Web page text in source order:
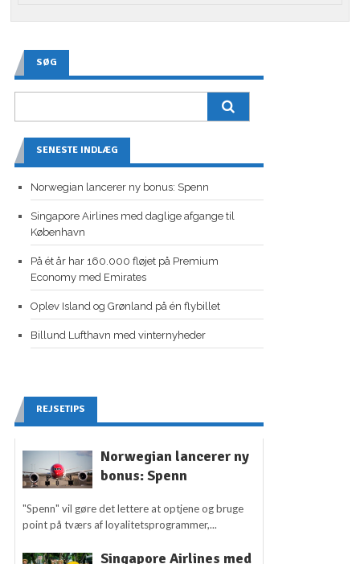
SØG
SENESTE INDLÆG
Norwegian lancerer ny bonus: Spenn
Singapore Airlines med daglige afgange til
København
På ét år har 160.000 fløjet på Premium
Economy med Emirates
Oplev Island og Grønland på én flybillet
Billund Lufthavn med vinternyheder
REJSETIPS
Norwegian lancerer ny
bonus: Spenn
"Spenn" vil gøre det lettere at optjene og bruge
point på tværs af loyalitetsprogrammer,...
Singapore Airlines med